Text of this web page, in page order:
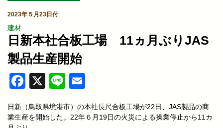
2023年５月23日付
建材
日新本社合板工場 11ヵ月ぶりJAS
製品生産開始
Facebook
X Line
日新（鳥取県境港市）の本社長尺合板工場が22日、JAS製品の商
業生産を開始した。22年６月19日の火災による操業停止から11カ